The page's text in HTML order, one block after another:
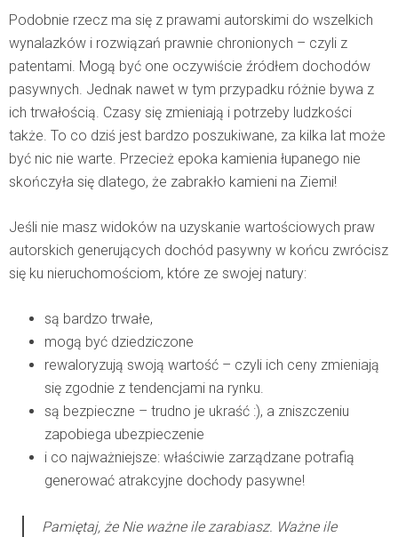
Podobnie rzecz ma się z prawami autorskimi do wszelkich
wynalazków i rozwiązań prawnie chronionych – czyli z
patentami. Mogą być one oczywiście źródłem dochodów
pasywnych. Jednak nawet w tym przypadku różnie bywa z
ich trwałością. Czasy się zmieniają i potrzeby ludzkości
także. To co dziś jest bardzo poszukiwane, za kilka lat może
być nic nie warte. Przecież epoka kamienia łupanego nie
skończyła się dlatego, że zabrakło kamieni na Ziemi!
Jeśli nie masz widoków na uzyskanie wartościowych praw
autorskich generujących dochód pasywny w końcu zwrócisz
się ku nieruchomościom, które ze swojej natury:
są bardzo trwałe,
mogą być dziedziczone
rewaloryzują swoją wartość – czyli ich ceny zmieniają
się zgodnie z tendencjami na rynku.
są bezpieczne – trudno je ukraść :), a zniszczeniu
zapobiega ubezpieczenie
i co najważniejsze: właściwie zarządzane potrafią
generować atrakcyjne dochody pasywne!
Pamiętaj, że Nie ważne ile zarabiasz. Ważne ile